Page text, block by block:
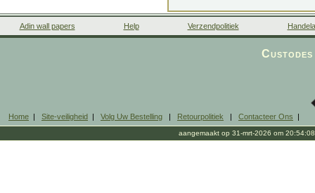
Adin wall papers Help Verzendpolitiek
Home | Site-veiligheid | Volg Uw Bestelling | Retourpolitiek | Contacteer Ons |
aangemaakt op 31-mrt-2026 om